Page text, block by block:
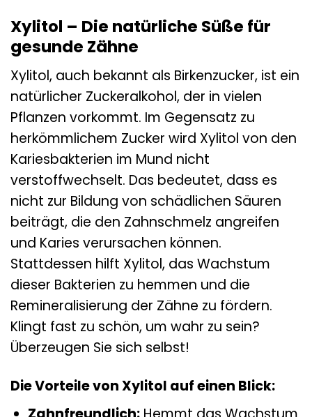
Xylitol – Die natürliche Süße für
gesunde Zähne
Xylitol, auch bekannt als Birkenzucker, ist ein
natürlicher Zuckeralkohol, der in vielen
Pflanzen vorkommt. Im Gegensatz zu
herkömmlichem Zucker wird Xylitol von den
Kariesbakterien im Mund nicht
verstoffwechselt. Das bedeutet, dass es
nicht zur Bildung von schädlichen Säuren
beiträgt, die den Zahnschmelz angreifen
und Karies verursachen können.
Stattdessen hilft Xylitol, das Wachstum
dieser Bakterien zu hemmen und die
Remineralisierung der Zähne zu fördern.
Klingt fast zu schön, um wahr zu sein?
Überzeugen Sie sich selbst!
Die Vorteile von Xylitol auf einen Blick: